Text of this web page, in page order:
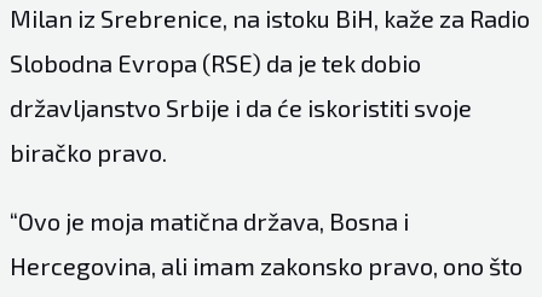
Milan iz Srebrenice, na istoku BiH, kaže za Radio
Slobodna Evropa (RSE) da je tek dobio
državljanstvo Srbije i da će iskoristiti svoje
biračko pravo.
“Ovo je moja matična država, Bosna i
Hercegovina, ali imam zakonsko pravo, ono što